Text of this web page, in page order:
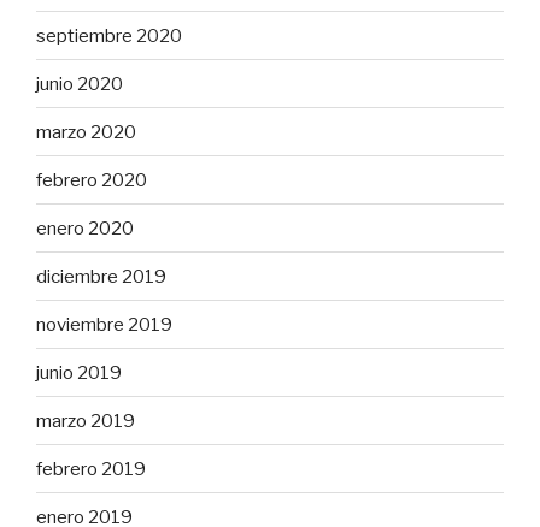
septiembre 2020
junio 2020
marzo 2020
febrero 2020
enero 2020
diciembre 2019
noviembre 2019
junio 2019
marzo 2019
febrero 2019
enero 2019